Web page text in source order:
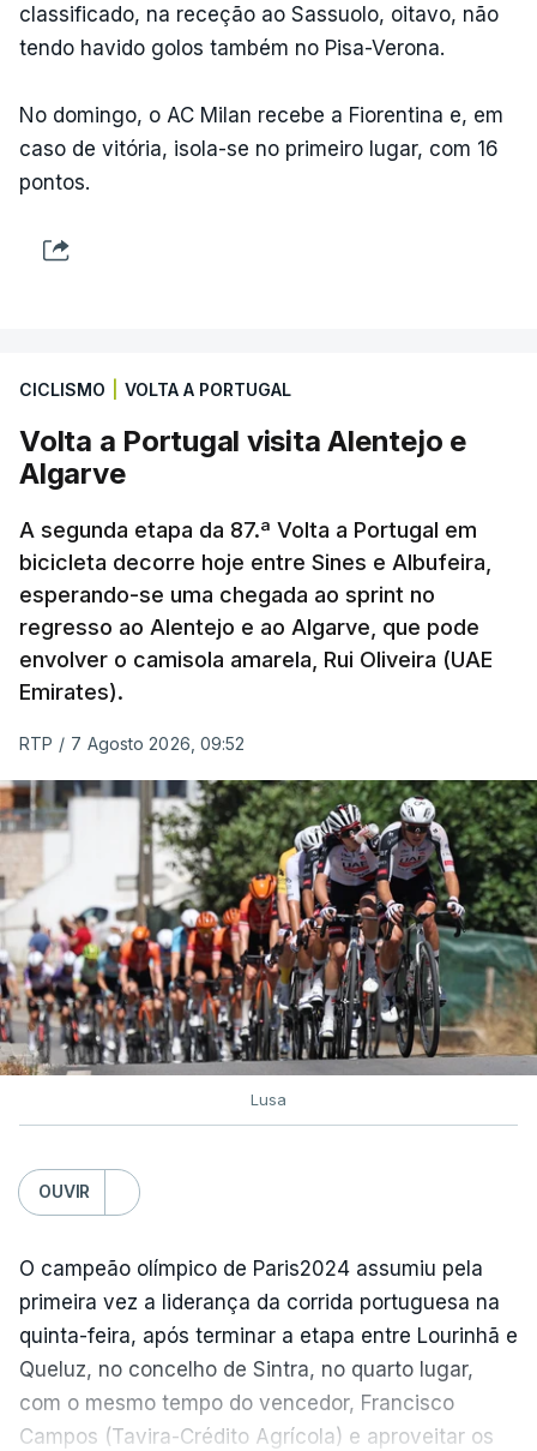
classificado, na receção ao Sassuolo, oitavo, não
tendo havido golos também no Pisa-Verona.
No domingo, o AC Milan recebe a Fiorentina e, em
caso de vitória, isola-se no primeiro lugar, com 16
pontos.
CICLISMO VOLTA A PORTUGAL
Volta a Portugal visita Alentejo e
Algarve
A segunda etapa da 87.ª Volta a Portugal em
bicicleta decorre hoje entre Sines e Albufeira,
esperando-se uma chegada ao sprint no
regresso ao Alentejo e ao Algarve, que pode
envolver o camisola amarela, Rui Oliveira (UAE
Emirates).
RTP / 7 Agosto 2026, 09:52
Lusa
OUVIR
O campeão olímpico de Paris2024 assumiu pela
primeira vez a liderança da corrida portuguesa na
quinta-feira, após terminar a etapa entre Lourinhã e
Queluz, no concelho de Sintra, no quarto lugar,
com o mesmo tempo do vencedor, Francisco
Campos (Tavira-Crédito Agrícola) e aproveitar os